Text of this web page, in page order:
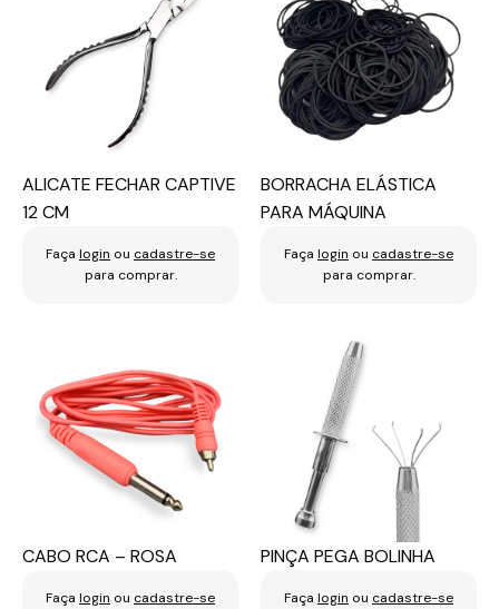
ALICATE FECHAR CAPTIVE
12 CM
Faça login ou cadastre-se
para comprar.
BORRACHA ELÁSTICA
PARA MÁQUINA
Faça login ou cadastre-se
para comprar.
CABO RCA – ROSA
Faça login ou cadastre-se
PINÇA PEGA BOLINHA
Faça login ou cadastre-se